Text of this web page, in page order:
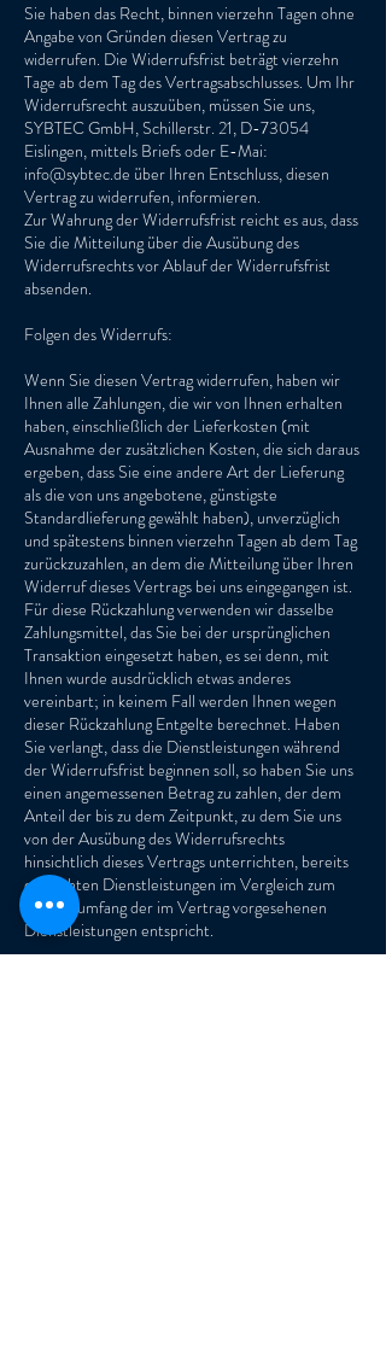
Sie haben das Recht, binnen vierzehn Tagen ohne
Angabe von Gründen diesen Vertrag zu
widerrufen. Die Widerrufsfrist beträgt vierzehn
Tage ab dem Tag des Vertragsabschlusses. Um Ihr
Widerrufsrecht auszuüben, müssen Sie uns,
SYBTEC GmbH, Schillerstr. 21, D-73054
Eislingen, mittels Briefs oder E-Mai:
info@sybtec.de über Ihren Entschluss, diesen
Vertrag zu widerrufen, informieren.
Zur Wahrung der Widerrufsfrist reicht es aus, dass
Sie die Mitteilung über die Ausübung des
Widerrufsrechts vor Ablauf der Widerrufsfrist
absenden.
Folgen des Widerrufs:
Wenn Sie diesen Vertrag widerrufen, haben wir
Ihnen alle Zahlungen, die wir von Ihnen erhalten
haben, einschließlich der Lieferkosten (mit
Ausnahme der zusätzlichen Kosten, die sich daraus
ergeben, dass Sie eine andere Art der Lieferung
als die von uns angebotene, günstigste
Standardlieferung gewählt haben), unverzüglich
und spätestens binnen vierzehn Tagen ab dem Tag
zurückzuzahlen, an dem die Mitteilung über Ihren
Widerruf dieses Vertrags bei uns eingegangen ist.
Für diese Rückzahlung verwenden wir dasselbe
Zahlungsmittel, das Sie bei der ursprünglichen
Transaktion eingesetzt haben, es sei denn, mit
Ihnen wurde ausdrücklich etwas anderes
vereinbart; in keinem Fall werden Ihnen wegen
dieser Rückzahlung Entgelte berechnet. Haben
Sie verlangt, dass die Dienstleistungen während
der Widerrufsfrist beginnen soll, so haben Sie uns
einen angemessenen Betrag zu zahlen, der dem
Anteil der bis zu dem Zeitpunkt, zu dem Sie uns
von der Ausübung des Widerrufsrechts
hinsichtlich dieses Vertrags unterrichten, bereits
erbrachten Dienstleistungen im Vergleich zum
Gesamtumfang der im Vertrag vorgesehenen
Dienstleistungen entspricht.